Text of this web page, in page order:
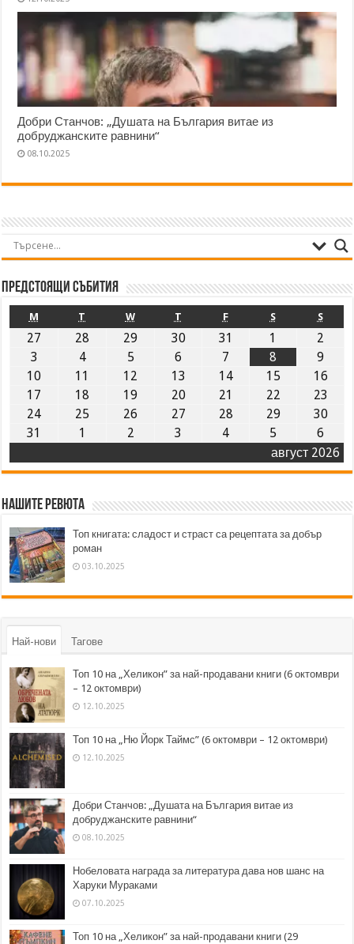
Добри Станчов: „Душата на България витае из
добруджанските равнини“
08.10.2025
Предстоящи събития
август 2026
M T W T F S S
27 28 29 30 31 1
2
3
4 5 6 7 8
9
10
11 12 13 14 15
16
17
18 19 20 21 22
23
24
25 26 27 28 29
30
31
1 2 3 4 5 6
Нашите ревюта
Топ книгата: сладост и страст са рецептата за добър
роман
03.10.2025
Най-нови Тагове
Топ 10 на „Хеликон” за най-продавани книги (6 октомври
– 12 октомври)
12.10.2025
Топ 10 на „Ню Йорк Таймс” (6 октомври – 12 октомври)
12.10.2025
Добри Станчов: „Душата на България витае из
добруджанските равнини“
08.10.2025
Нобеловата награда за литература дава нов шанс на
Харуки Мураками
07.10.2025
Топ 10 на „Хеликон” за най-продавани книги (29